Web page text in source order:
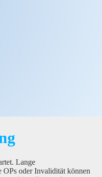
Lange
OPs oder Invalidität können